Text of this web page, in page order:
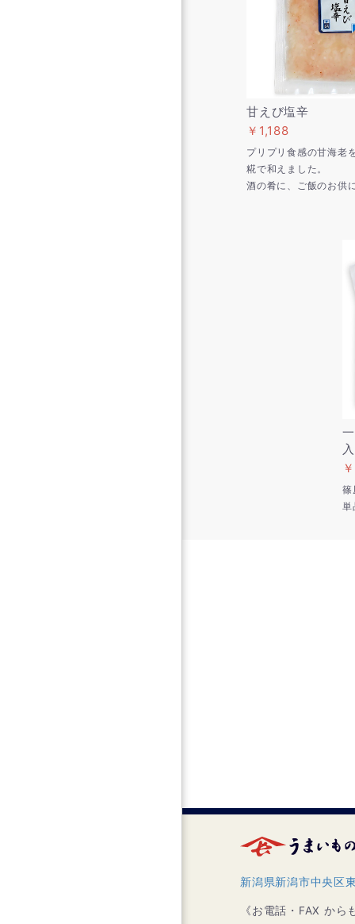
甘えび塩辛
￥1,188
プリプリ食感の甘海老
糀で和えました。
酒の肴に、ご飯のお供
篠
単
新潟県新潟市中央区
《お電話・FAX か